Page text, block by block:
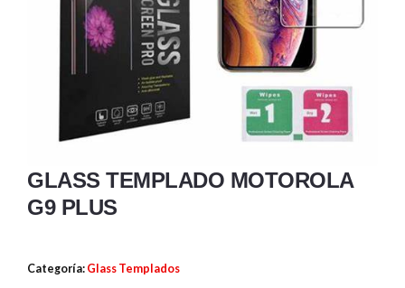
GLASS TEMPLADO MOTOROLA
G9 PLUS
Categoría: Glass Templados